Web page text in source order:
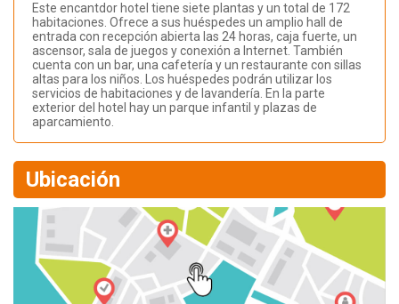
Este encantdor hotel tiene siete plantas y un total de 172
habitaciones. Ofrece a sus huéspedes un amplio hall de
entrada con recepción abierta las 24 horas, caja fuerte, un
ascensor, sala de juegos y conexión a Internet. También
cuenta con un bar, una cafetería y un restaurante con sillas
altas para los niños. Los huéspedes podrán utilizar los
servicios de habitaciones y de lavandería. En la parte
exterior del hotel hay un parque infantil y plazas de
aparcamiento.
Ubicación